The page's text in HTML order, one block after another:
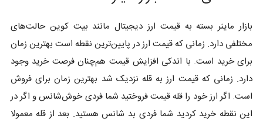
بازار ماینر بسته به قیمت ارز دیجیتال مانند بیت کوین حالت‌های
مختلفی دارد. زمانی که قیمت ارز در پایین‌ترین نقطه است بهترین زمان
برای خرید است. با اندکی افزایش قیمت هم‌چنان فرصت خرید وجود
دارد. زمانی که قیمت ارز به قله نزدیک شد بهترین زمان برای فروش
است. اگر ارز خود را قله قیمت فروختید شما فردی خوش‌شانس و اگر در
این نقطه خرید کردید شما فردی بد شانس هستید. بعد از قله معمولا